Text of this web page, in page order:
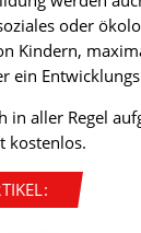
oder
Kindern,
ein
in aller Regel
kostenlos.